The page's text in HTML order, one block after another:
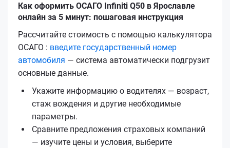
Как оформить ОСАГО Infiniti Q50 в Ярославле
онлайн за 5 минут: пошаговая инструкция
Рассчитайте стоимость с помощью калькулятора
ОСАГО : введите государственный номер
автомобиля — система автоматически подгрузит
основные данные.
Укажите информацию о водителях — возраст,
стаж вождения и другие необходимые
параметры.
Сравните предложения страховых компаний
— изучите цены и условия, выберите